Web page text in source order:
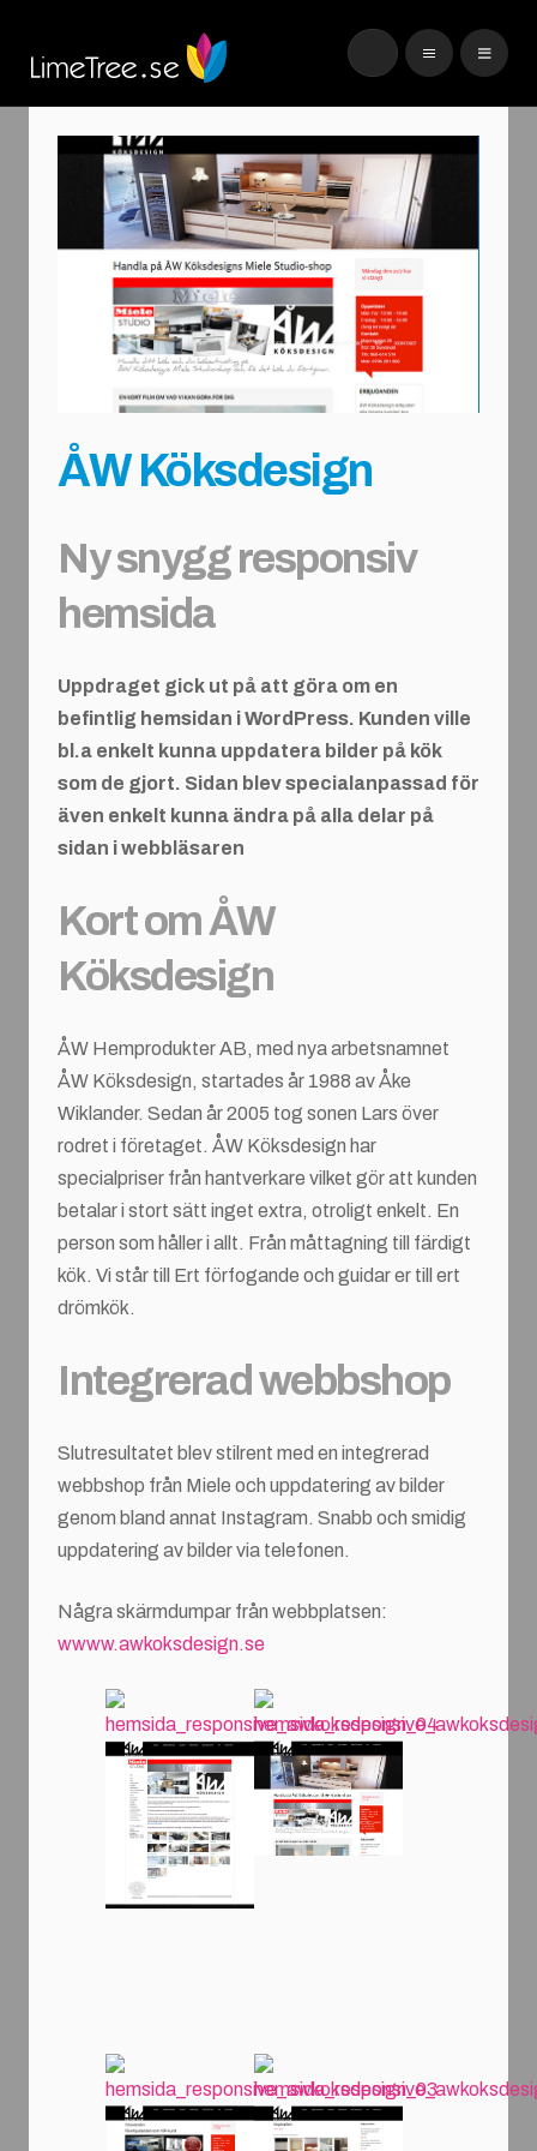
ÅW Köksdesign
Ny snygg responsiv
hemsida
Uppdraget gick ut på att göra om en
befintlig hemsidan i WordPress. Kunden ville
bl.a enkelt kunna uppdatera bilder på kök
som de gjort. Sidan blev specialanpassad för
även enkelt kunna ändra på alla delar på
sidan i webbläsaren
Kort om ÅW
Köksdesign
ÅW Hemprodukter AB, med nya arbetsnamnet
ÅW Köksdesign, startades år 1988 av Åke
Wiklander. Sedan år 2005 tog sonen Lars över
rodret i företaget. ÅW Köksdesign har
specialpriser från hantverkare vilket gör att kunden
betalar i stort sätt inget extra, otroligt enkelt. En
person som håller i allt. Från måttagning till färdigt
kök. Vi står till Ert förfogande och guidar er till ert
drömkök.
Integrerad webbshop
Slutresultatet blev stilrent med en integrerad
webbshop från Miele och uppdatering av bilder
genom bland annat Instagram. Snabb och smidig
uppdatering av bilder via telefonen.
Några skärmdumpar från webbplatsen:
wwww.awkoksdesign.se